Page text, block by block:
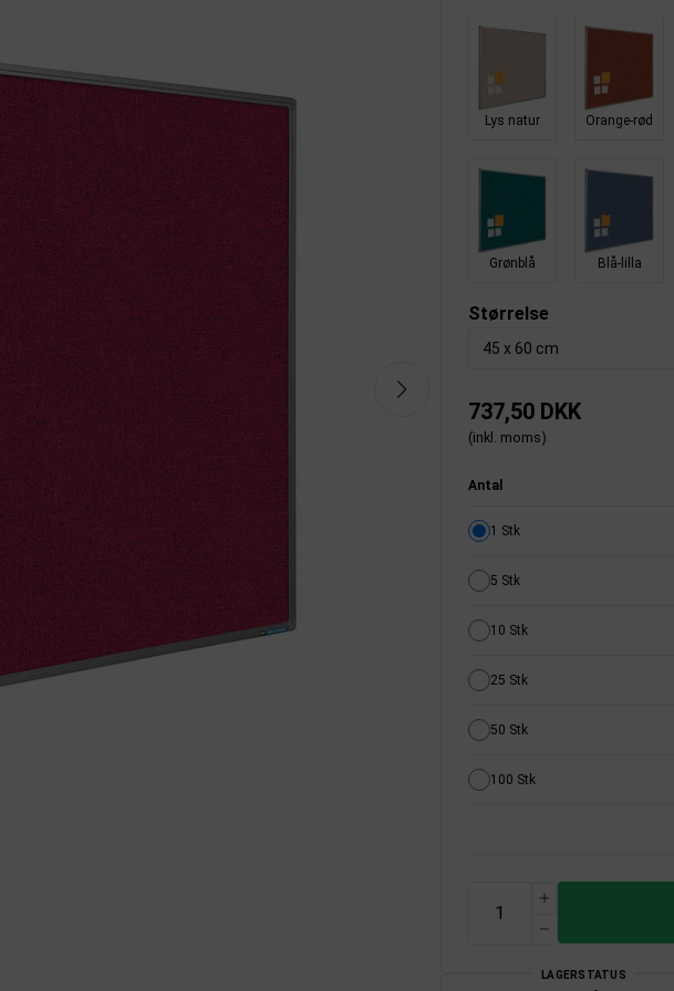
Lys natur Orange-rød
Grønblå Blå-lilla
Størrelse
45 x 60 cm
737,50 DKK
(inkl. moms)
Antal
1 Stk
5 Stk
10 Stk
25 Stk
50 Stk
100 Stk
LAGERSTATUS